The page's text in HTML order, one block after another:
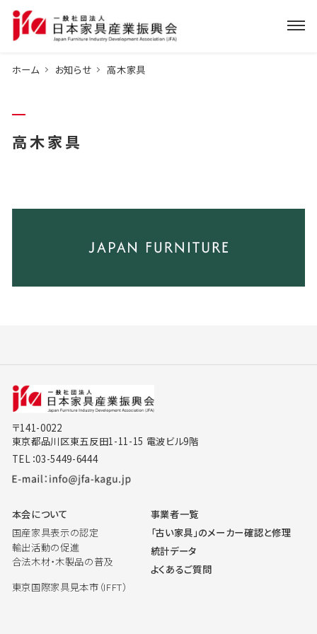
ホーム お知らせ 高木家具
高木家具
〒141-0022
東京都品川区東五反田1-11-15 電波ビル9階
TEL：03-5449-6444
本会について
国産家具表示の認定
輸出活動の促進
合法木材・木製品の普及
東京国際家具見本市（IFFT）
事業者一覧
「古い家具」のメーカー確認と修理
統計データ
よくあるご質問